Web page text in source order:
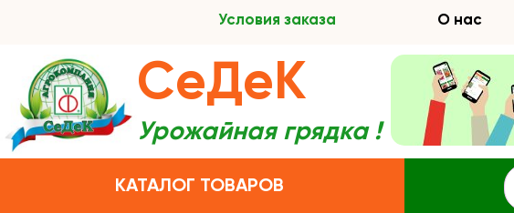
Условия заказа О нас
КАТАЛОГ ТОВАРОВ
СеДеК
Урожайная грядка !